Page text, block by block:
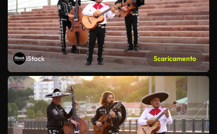
iStock Scaricamento